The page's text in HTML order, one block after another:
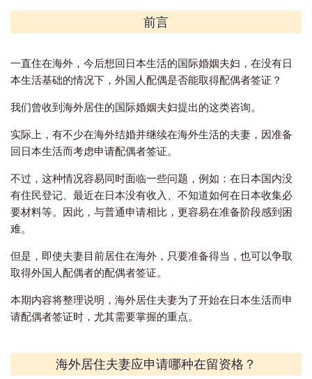
前言
一直住在海外，今后想回日本生活的国际婚姻夫妇，在没有日
本生活基础的情况下，外国人配偶是否能取得配偶者签证？
我们曾收到海外居住的国际婚姻夫妇提出的这类咨询。
实际上，有不少在海外结婚并继续在海外生活的夫妻，因准备
回日本生活而考虑申请配偶者签证。
不过，这种情况容易同时面临一些问题，例如：在日本国内没
有住民登记、最近在日本没有收入、不知道如何在日本收集必
要材料等。因此，与普通申请相比，更容易在准备阶段感到困
难。
但是，即使夫妻目前居住在海外，只要准备得当，也可以争取
取得外国人配偶者的配偶者签证。
本期内容将整理说明，海外居住夫妻为了开始在日本生活而申
请配偶者签证时，尤其需要掌握的重点。
海外居住夫妻应申请哪种在留资格？